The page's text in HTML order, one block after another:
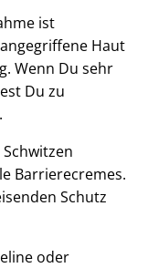
ist
Haut
Wenn Du sehr
Du zu
Barrierecremes.
Schutz
oder